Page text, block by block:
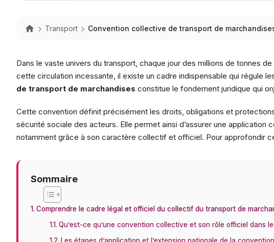
Transport Convention collective de transport de
Dans le vaste univers du transport, chaque jour des millions de tonnes
cette circulation incessante, il existe un cadre indispensable qui régule
de transport de marchandises constitue le fondement juridique qui
Cette convention définit précisément les droits, obligations et
sécurité sociale des acteurs. Elle permet ainsi d’assurer une
notamment grâce à son caractère collectif et officiel. Pour approfondir
Sommaire
Comprendre le cadre légal et officiel du collectif du transport de
Qu’est-ce qu’une convention collective et son rôle officiel dans